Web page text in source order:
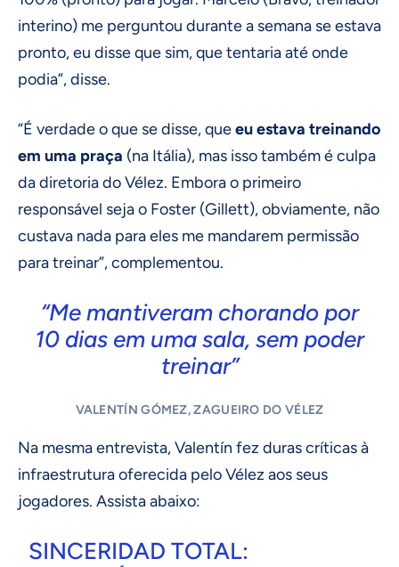
interino) me perguntou durante a semana se estava
pronto, eu disse que sim, que tentaria até onde
podia”, disse.
“É verdade o que se disse, queeu estava treinando
em uma praça (na Itália), mas isso também é culpa
da diretoria do Vélez. Embora o primeiro
responsável seja o Foster (Gillett), obviamente, não
custava nada para eles me mandarem permissão
para treinar”, complementou.
“Me mantiveram chorando por
10 dias em uma sala, sem poder
treinar”
VALENTÍN GÓMEZ, ZAGUEIRO DO VÉLEZ
Na mesma entrevista, Valentín fez duras críticas à
infraestrutura oferecida pelo Vélez aos seus
jogadores. Assista abaixo:
SINCERIDAD TOTAL: